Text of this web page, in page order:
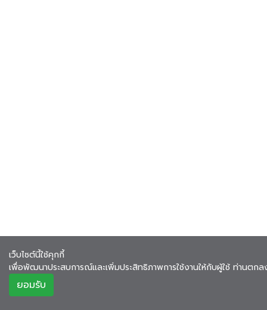
เว็บไซต์นี้ใช้คุกกี้
เพื่อพัฒนาประสบการณ์และเพิ่มประสิทธิภาพการใช้งานให้กับผู้ใช้ ท่านตก
ยอมรับ